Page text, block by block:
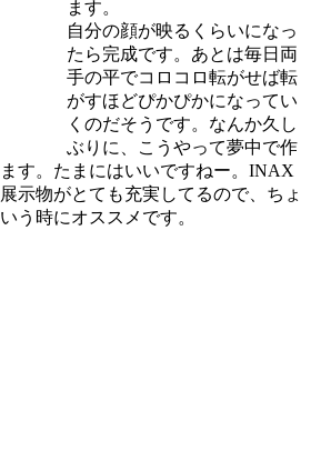
ます。
自分の顔が映るくらいになっ
たら完成です。あとは毎日両
手の平でコロコロ転がせば転
がすほどぴかぴかになってい
くのだそうです。なんか久し
ぶりに、こうやって夢中で作
す。たまにはいいですねー。INAX
示物がとても充実してるので、ちょ
う時にオススメです。